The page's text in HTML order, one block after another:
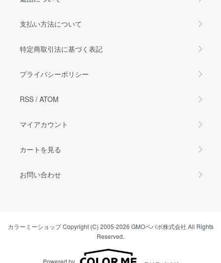
支払い方法について
特定商取引法に基づく表記
プライバシーポリシー
RSS / ATOM
マイアカウント
カートを見る
お問い合わせ
カラーミーショップCopyright (C) 2005-2026 GMOペパボ株式会社 All Rights
Reserved.
Powered by